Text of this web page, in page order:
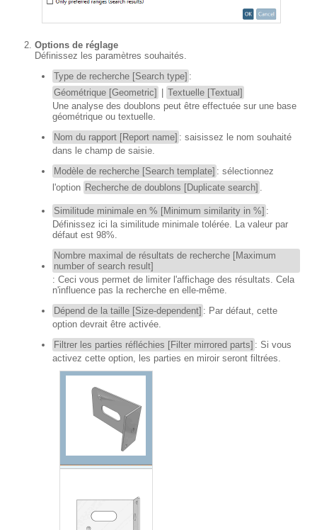
Options de réglage
Définissez les paramètres souhaités.
Type de recherche [Search type] :
Géométrique [Geometric]
Textuelle [Textual]
Une analyse des doublons peut être effectuée sur une base
géométrique ou textuelle.
Nom du rapport [Report name] : saisissez le nom souhaité
dans le champ de saisie.
Modèle de recherche [Search template] : sélectionnez
l'option Recherche de doublons [Duplicate search]
Similitude minimale en % [Minimum similarity in %] :
Définissez ici la similitude minimale tolérée. La valeur par
défaut est 98%.
Nombre maximal de résultats de recherche [Maximum
number of search result]
: Ceci vous permet de limiter l'affichage des résultats. Cela
n'influence pas la recherche en elle-même.
Dépend de la taille [Size-dependent] : Par défaut, cette
option devrait être activée.
Filtrer les parties réfléchies [Filter mirrored parts] : Si vous
activez cette option, les parties en miroir seront filtrées.